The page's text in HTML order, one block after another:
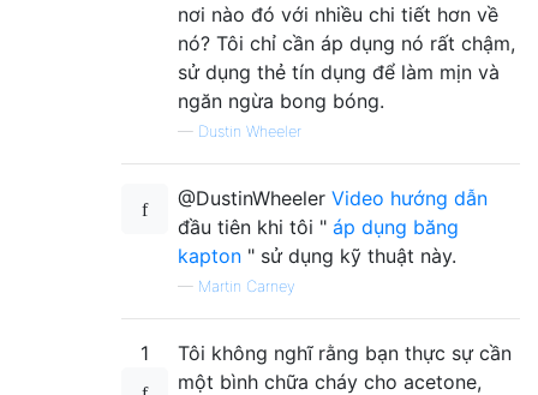
nơi nào đó với nhiều chi tiết hơn về
nó? Tôi chỉ cần áp dụng nó rất chậm,
sử dụng thẻ tín dụng để làm mịn và
ngăn ngừa bong bóng.
— Dustin Wheeler
@DustinWheeler Video hướng dẫn
đầu tiên khi tôi " áp dụng băng
kapton " sử dụng kỹ thuật này.
— Martin Carney
1
Tôi không nghĩ rằng bạn thực sự cần
một bình chữa cháy cho acetone,